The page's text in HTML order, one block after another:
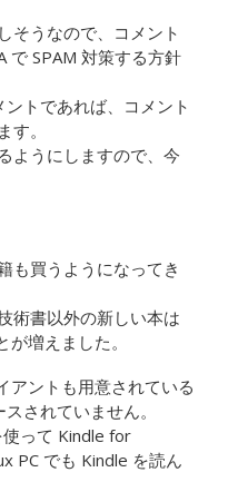
そうなので、コメント
で SPAM 対策する方針
トであれば、コメント
。
ようにしますので、今
も買うようになってき
術書以外の新しい本は
増えました。
アントも用意されている
されていません。
使って Kindle for
PC でも Kindle を読ん